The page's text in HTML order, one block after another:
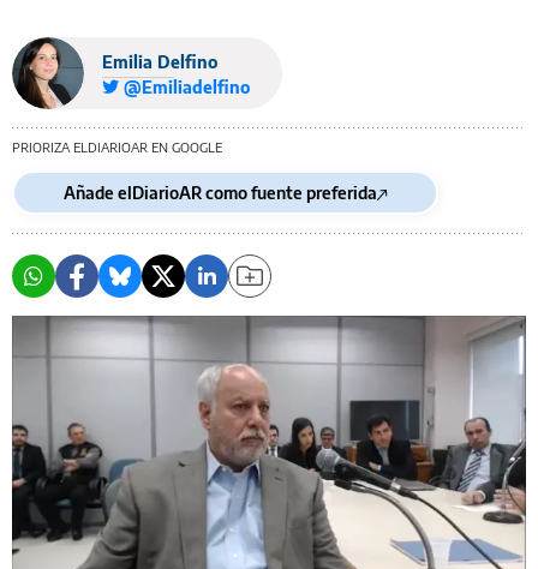
Emilia Delfino
@Emiliadelfino
PRIORIZA ELDIARIOAR EN GOOGLE
Añade elDiarioAR como fuente preferida